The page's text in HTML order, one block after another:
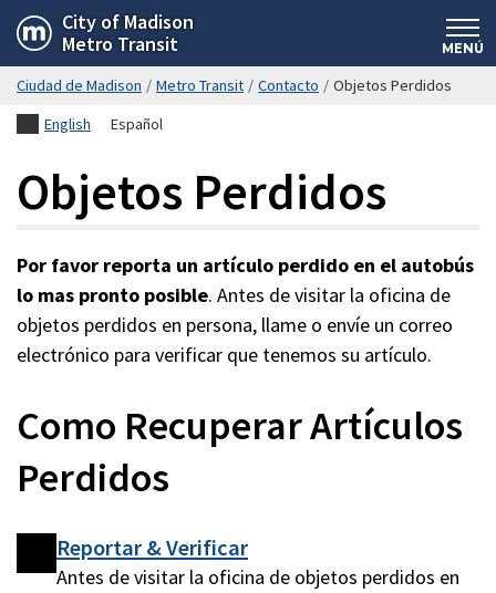
Saltar
hasta
el
principal
City of Madison
Metro Transit
MENÚ
Ciudad de Madison / Metro Transit / Contacto / Objetos Perdidos
English
Español
Objetos Perdidos
Por favor reporta un artículo perdido en el autobús
lo mas pronto posible. Antes de visitar la oficina de
objetos perdidos en persona, llame o envíe un correo
electrónico para verificar que tenemos su artículo.
Como Recuperar Artículos
Perdidos
Reportar & Verificar
Antes de visitar la oficina de objetos perdidos en